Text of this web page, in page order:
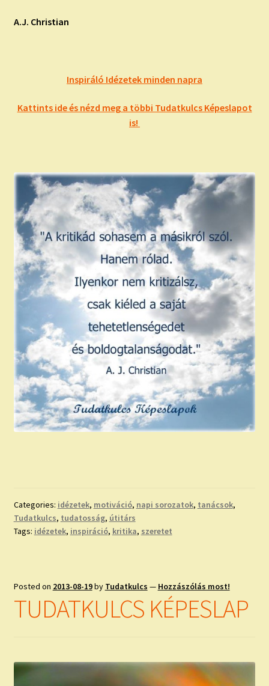
A.J. Christian
Inspiráló Idézetek minden napra
Kattints ide és nézd meg a többi Tudatkulcs Képeslapot
is!
Categories: idézetek, motiváció, napi sorozatok, tanácsok,
Tudatkulcs, tudatosság, útitárs
Tags: idézetek, inspiráció, kritika, szeretet
Posted on 2013-08-19by Tudatkulcs — Hozzászólás most!
TUDATKULCS KÉPESLAP